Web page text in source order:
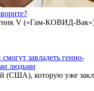
V («Гам-КОВИД-
завладеть генно-
людьми
(США), которую уже